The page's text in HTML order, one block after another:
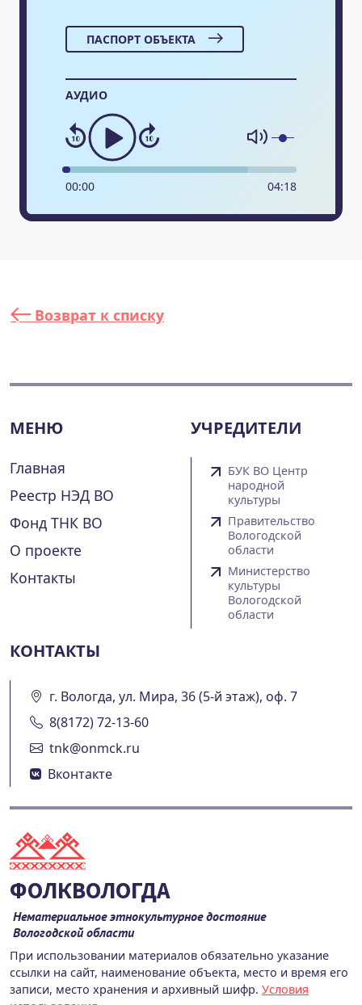
ПАСПОРТ ОБЪЕКТА
АУДИО
00:00 04:18
Возврат к списку
МЕНЮ
Главная
Реестр НЭД ВО
Фонд ТНК ВО
О проекте
Контакты
УЧРЕДИТЕЛИ
БУК ВО Центр
народной
культуры
Правительство
Вологодской
области
Министерство
культуры
Вологодской
области
КОНТАКТЫ
г. Вологда, ул. Мира, 36 (5-й этаж), оф. 7
8(8172) 72-13-60
tnk@onmck.ru
Вконтакте
ФОЛКВОЛОГДА
Нематериальное этнокультурное достояние
Вологодской области
При использовании материалов обязательно указание
ссылки на сайт, наименование объекта, место и время его
записи, место хранения и архивный шифр. Условия